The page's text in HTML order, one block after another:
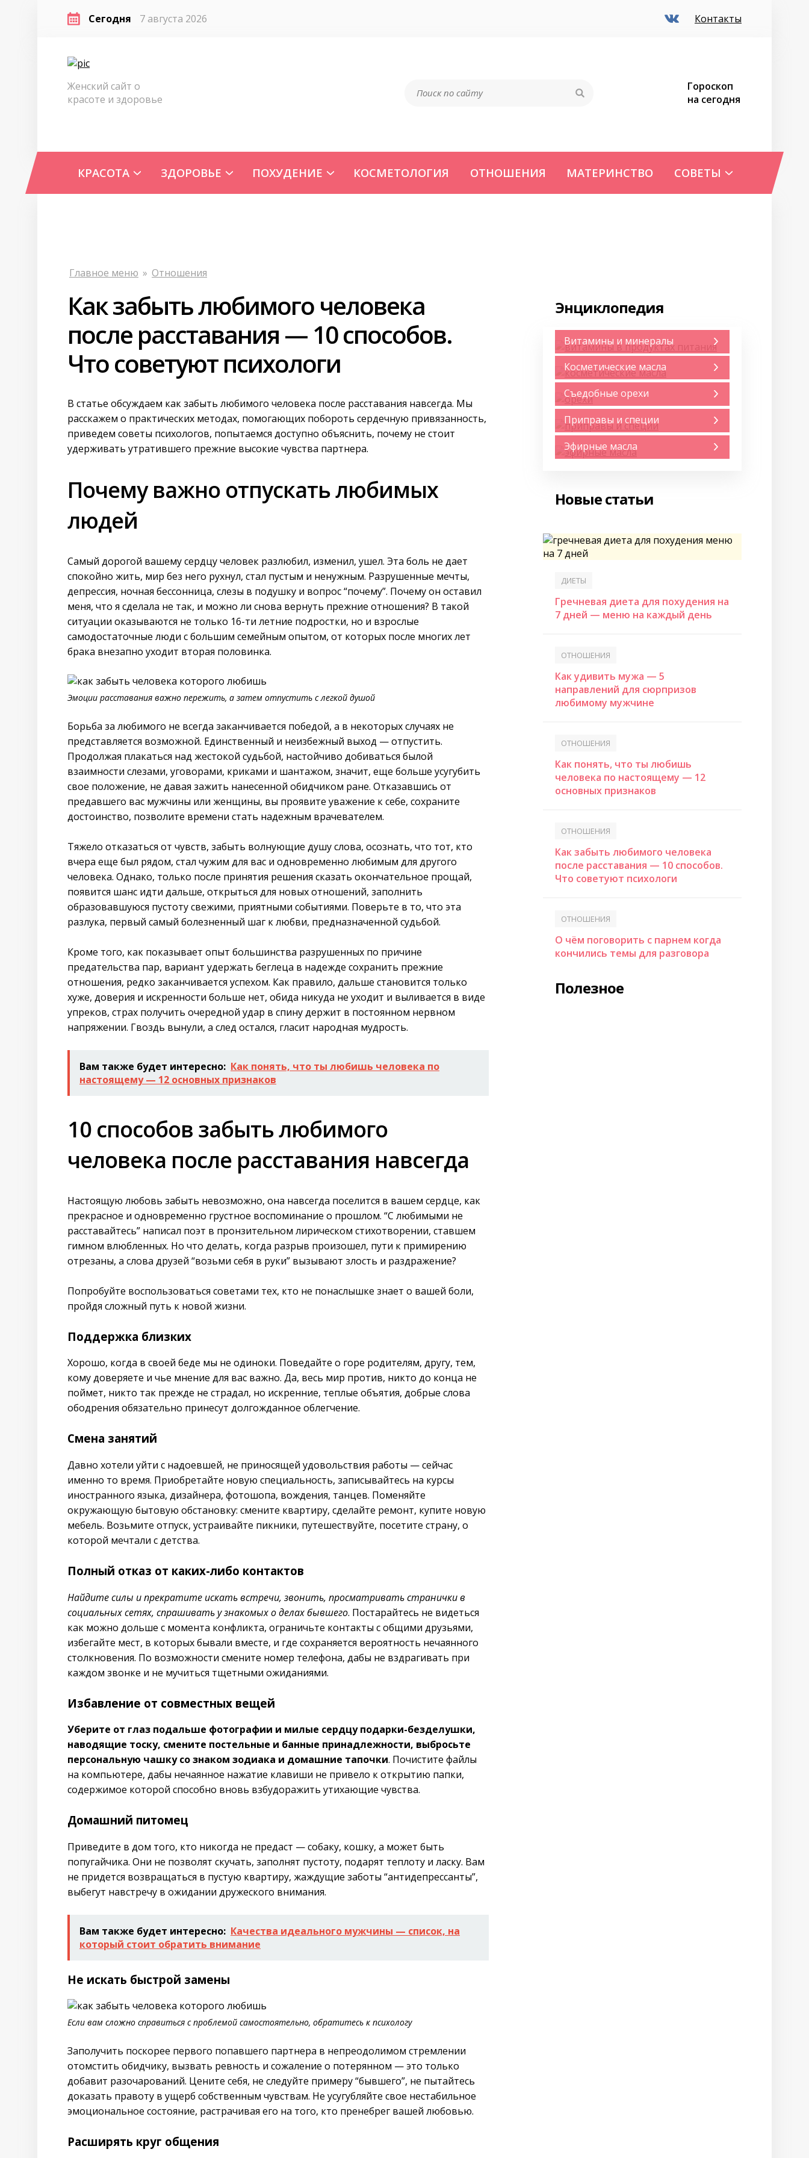
Сегодня 7 августа 2026 Контакты
Женский сайт о
красоте и здоровье
Гороскоп
на сегодня
КРАСОТА ЗДОРОВЬЕ ПОХУДЕНИЕ КОСМЕТОЛОГИЯ ОТНОШЕНИЯ МАТЕРИНСТВО СОВЕТЫ
Главное меню » Отношения
Как забыть любимого человека
после расставания — 10 способов.
Что советуют психологи
В статье обсуждаем как забыть любимого человека после расставания навсегда. Мы
расскажем о практических методах, помогающих побороть сердечную привязанность,
приведем советы психологов, попытаемся доступно объяснить, почему не стоит
удерживать утратившего прежние высокие чувства партнера.
Почему важно отпускать любимых
людей
Самый дорогой вашему сердцу человек разлюбил, изменил, ушел. Эта боль не дает
спокойно жить, мир без него рухнул, стал пустым и ненужным. Разрушенные мечты,
депрессия, ночная бессонница, слезы в подушку и вопрос “почему”. Почему он оставил
меня, что я сделала не так, и можно ли снова вернуть прежние отношения? В такой
ситуации оказываются не только 16-ти летние подростки, но и взрослые
самодостаточные люди с большим семейным опытом, от которых после многих лет
брака внезапно уходит вторая половинка.
Эмоции расставания важно пережить, а затем отпустить с легкой душой
Борьба за любимого не всегда заканчивается победой, а в некоторых случаях не
представляется возможной. Единственный и неизбежный выход — отпустить.
Продолжая плакаться над жестокой судьбой, настойчиво добиваться былой
взаимности слезами, уговорами, криками и шантажом, значит, еще больше усугубить
свое положение, не давая зажить нанесенной обидчиком ране. Отказавшись от
предавшего вас мужчины или женщины, вы проявите уважение к себе, сохраните
достоинство, позволите времени стать надежным врачевателем.
Тяжело отказаться от чувств, забыть волнующие душу слова, осознать, что тот, кто
вчера еще был рядом, стал чужим для вас и одновременно любимым для другого
человека. Однако, только после принятия решения сказать окончательное прощай,
появится шанс идти дальше, открыться для новых отношений, заполнить
образовавшуюся пустоту свежими, приятными событиями. Поверьте в то, что эта
разлука, первый самый болезненный шаг к любви, предназначенной судьбой.
Кроме того, как показывает опыт большинства разрушенных по причине
предательства пар, вариант удержать беглеца в надежде сохранить прежние
отношения, редко заканчивается успехом. Как правило, дальше становится только
хуже, доверия и искренности больше нет, обида никуда не уходит и выливается в виде
упреков, страх получить очередной удар в спину держит в постоянном нервном
напряжении. Гвоздь вынули, а след остался, гласит народная мудрость.
Вам также будет интересно: Как понять, что ты любишь человека по
настоящему — 12 основных признаков
10 способов забыть любимого
человека после расставания навсегда
Настоящую любовь забыть невозможно, она навсегда поселится в вашем сердце, как
прекрасное и одновременно грустное воспоминание о прошлом. “С любимыми не
расставайтесь” написал поэт в пронзительном лирическом стихотворении, ставшем
гимном влюбленных. Но что делать, когда разрыв произошел, пути к примирению
отрезаны, а слова друзей “возьми себя в руки” вызывают злость и раздражение?
Попробуйте воспользоваться советами тех, кто не понаслышке знает о вашей боли,
пройдя сложный путь к новой жизни.
Поддержка близких
Хорошо, когда в своей беде мы не одиноки. Поведайте о горе родителям, другу, тем,
кому доверяете и чье мнение для вас важно. Да, весь мир против, никто до конца не
поймет, никто так прежде не страдал, но искренние, теплые объятия, добрые слова
ободрения обязательно принесут долгожданное облегчение.
Смена занятий
Давно хотели уйти с надоевшей, не приносящей удовольствия работы — сейчас
именно то время. Приобретайте новую специальность, записывайтесь на курсы
иностранного языка, дизайнера, фотошопа, вождения, танцев. Поменяйте
окружающую бытовую обстановку: смените квартиру, сделайте ремонт, купите новую
мебель. Возьмите отпуск, устраивайте пикники, путешествуйте, посетите страну, о
которой мечтали с детства.
Полный отказ от каких-либо контактов
Найдите силы и прекратите искать встречи, звонить, просматривать странички в
социальных сетях, спрашивать у знакомых о делах бывшего. Постарайтесь не видеться
как можно дольше с момента конфликта, ограничьте контакты с общими друзьями,
избегайте мест, в которых бывали вместе, и где сохраняется вероятность нечаянного
столкновения. По возможности смените номер телефона, дабы не вздрагивать при
каждом звонке и не мучиться тщетными ожиданиями.
Избавление от совместных вещей
Уберите от глаз подальше фотографии и милые сердцу подарки-безделушки,
наводящие тоску, смените постельные и банные принадлежности, выбросьте
персональную чашку со знаком зодиака и домашние тапочки. Почистите файлы
на компьютере, дабы нечаянное нажатие клавиши не привело к открытию папки,
содержимое которой способно вновь взбудоражить утихающие чувства.
Домашний питомец
Приведите в дом того, кто никогда не предаст — собаку, кошку, а может быть
попугайчика. Они не позволят скучать, заполнят пустоту, подарят теплоту и ласку. Вам
не придется возвращаться в пустую квартиру, жаждущие заботы “антидепрессанты”,
выбегут навстречу в ожидании дружеского внимания.
Вам также будет интересно: Качества идеального мужчины — список, на
который стоит обратить внимание
Не искать быстрой замены
Если вам сложно справиться с проблемой самостоятельно, обратитесь к психологу
Заполучить поскорее первого попавшего партнера в непреодолимом стремлении
отомстить обидчику, вызвать ревность и сожаление о потерянном — это только
добавит разочарований. Цените себя, не следуйте примеру “бывшего”, не пытайтесь
доказать правоту в ущерб собственным чувствам. Не усугубляйте свое нестабильное
эмоциональное состояние, растрачивая его на того, кто пренебрег вашей любовью.
Расширять круг общения
Энциклопедия
Витамины и минералы
Косметические масла
Съедобные орехи
Приправы и специи
Эфирные масла
Новые статьи
ДИЕТЫ
Гречневая диета для похудения на
7 дней — меню на каждый день
ОТНОШЕНИЯ
Как удивить мужа — 5
направлений для сюрпризов
любимому мужчине
ОТНОШЕНИЯ
Как понять, что ты любишь
человека по настоящему — 12
основных признаков
ОТНОШЕНИЯ
Как забыть любимого человека
после расставания — 10 способов.
Что советуют психологи
ОТНОШЕНИЯ
О чём поговорить с парнем когда
кончились темы для разговора
Полезное